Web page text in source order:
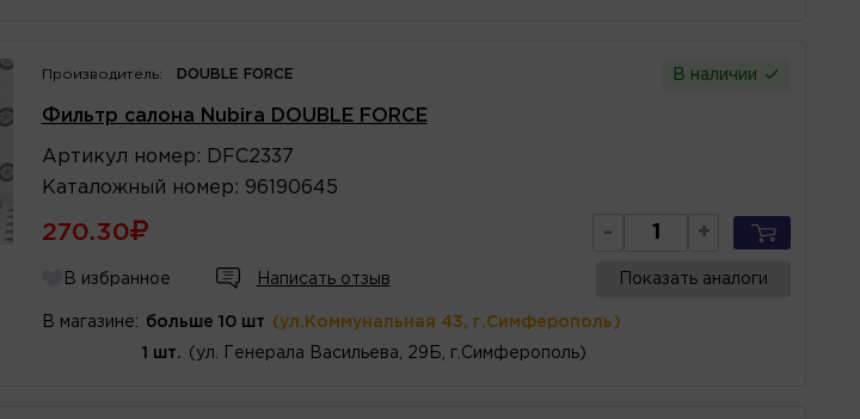
Производитель: DOUBLE FORCE В наличии
Фильтр салона Nubirа DOUBLE FORCE
Артикул номер :
DFC2337
Каталожный номер : 96190645
270.30 - +
В избранное Написать отзыв Показать аналоги
В магазине: больше 10 шт (ул.Коммунальная 43, г.Симферополь)
1 шт. (ул. Генерала Васильева, 29Б, г.Симферополь)